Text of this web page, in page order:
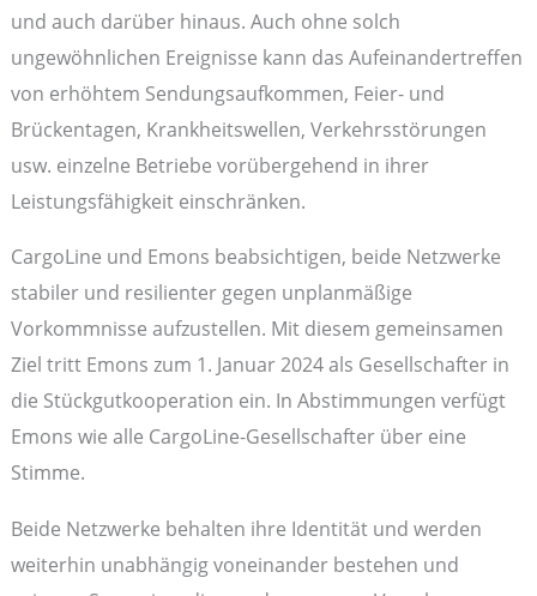
und auch darüber hinaus. Auch ohne solch
ungewöhnlichen Ereignisse kann das Aufeinandertreffen
von erhöhtem Sendungsaufkommen, Feier- und
Brückentagen, Krankheitswellen, Verkehrsstörungen
usw. einzelne Betriebe vorübergehend in ihrer
Leistungsfähigkeit einschränken.
CargoLine und Emons beabsichtigen, beide Netzwerke
stabiler und resilienter gegen unplanmäßige
Vorkommnisse aufzustellen. Mit diesem gemeinsamen
Ziel tritt Emons zum 1. Januar 2024 als Gesellschafter in
die Stückgutkooperation ein. In Abstimmungen verfügt
Emons wie alle CargoLine-Gesellschafter über eine
Stimme.
Beide Netzwerke behalten ihre Identität und werden
weiterhin unabhängig voneinander bestehen und